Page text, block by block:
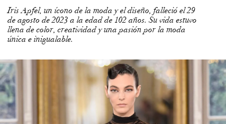
de agosto de 2023 a la edad de 102 años. Su vida estuvo
llena de color, creatividad y una pasión por la moda
única e inigualable.